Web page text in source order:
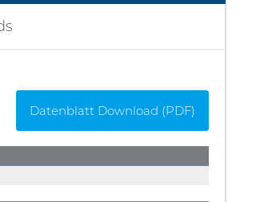
Datenblatt Download (PDF)